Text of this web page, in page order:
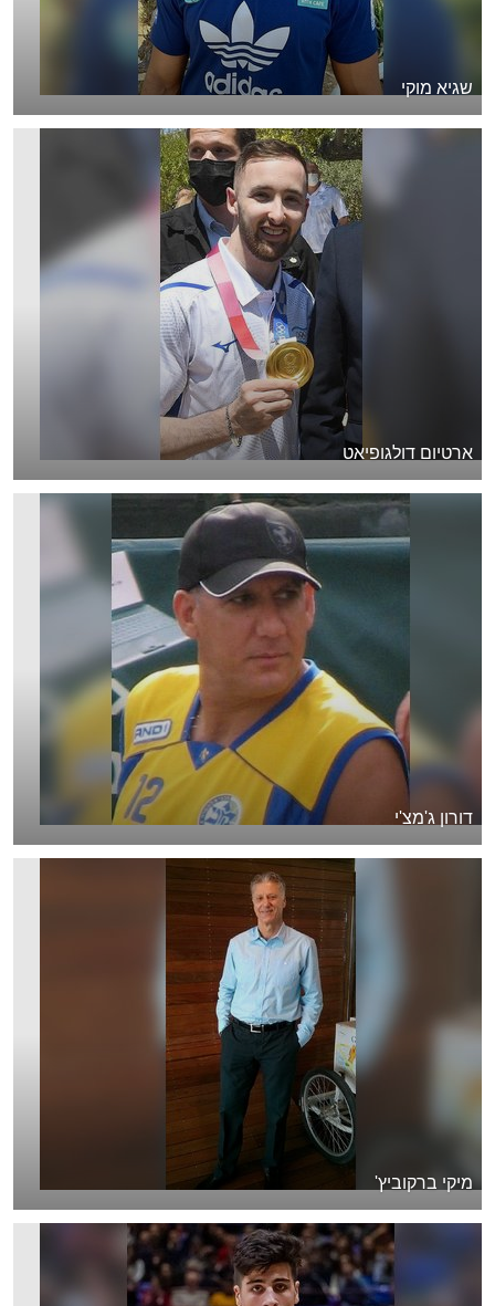
שגיא מוקי
ארטיום דולגופיאט
דורון ג'מצ'י
מיקי ברקוביץ'